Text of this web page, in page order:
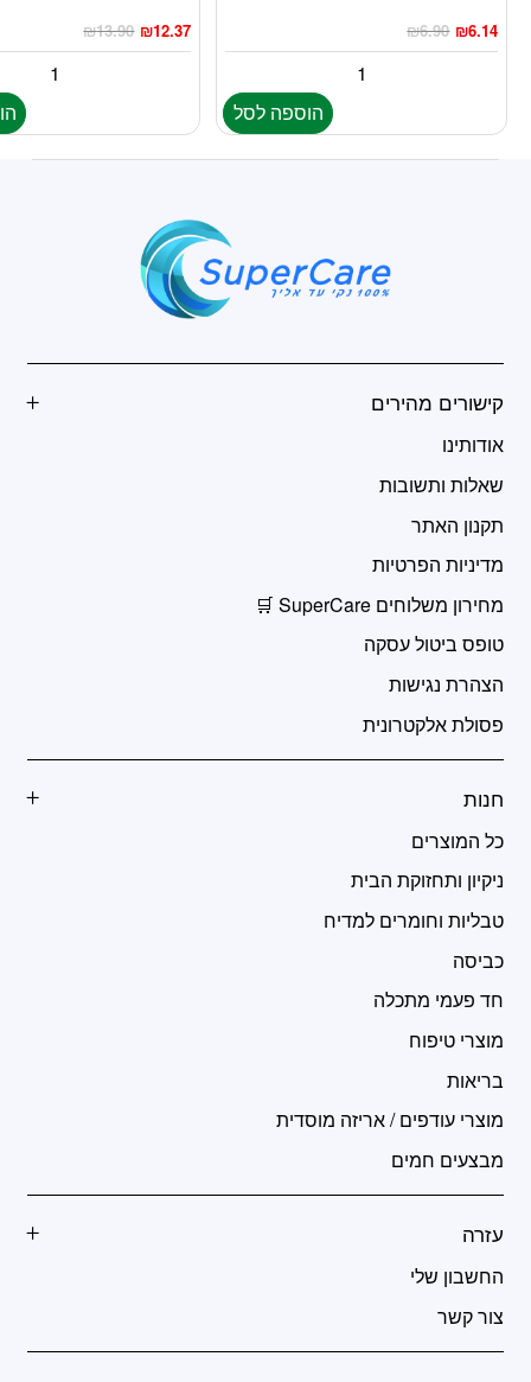
₪6.90 ₪6.14
הוספה לסל
₪13.90 ₪12.37
קישורים מהירים
אודותינו
שאלות ותשובות
תקנון האתר
מדיניות הפרטיות
מחירון משלוחים SuperCare 🛒
טופס ביטול עסקה
הצהרת נגישות
פסולת אלקטרונית
חנות
כל המוצרים
ניקיון ותחזוקת הבית
טבליות וחומרים למדיח
כביסה
חד פעמי מתכלה
מוצרי טיפוח
בריאות
מוצרי עודפים / אריזה מוסדית
מבצעים חמים
עזרה
החשבון שלי
צור קשר